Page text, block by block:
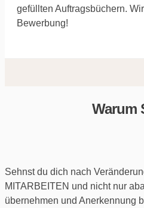
gefüllten Auftragsbüchern.
Bewerbung!
Warum
Sehnst du dich nach
MITARBEITEN und nicht nur
übernehmen und Anerkennung